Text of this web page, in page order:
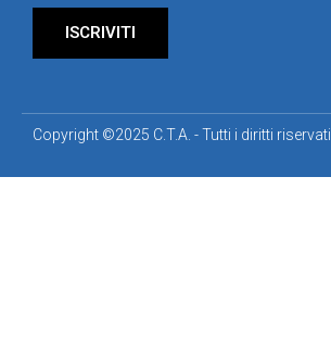
ISCRIVITI
Copyright ©2025 C.T.A. - Tutti i diritti riservati